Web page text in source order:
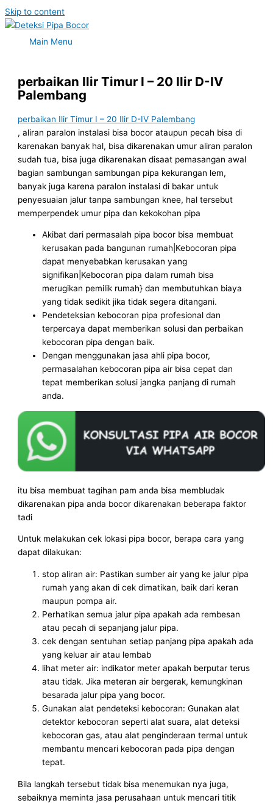
Skip to content
Main Menu
perbaikan Ilir Timur I – 20 Ilir D-IV
Palembang
perbaikan Ilir Timur I – 20 Ilir D-IV Palembang
, aliran paralon instalasi bisa bocor ataupun pecah bisa di
karenakan banyak hal, bisa dikarenakan umur aliran paralon
sudah tua, bisa juga dikarenakan disaat pemasangan awal
bagian sambungan sambungan pipa kekurangan lem,
banyak juga karena paralon instalasi di bakar untuk
penyesuaian jalur tanpa sambungan knee, hal tersebut
memperpendek umur pipa dan kekokohan pipa
Akibat dari permasalah pipa bocor bisa membuat
kerusakan pada bangunan rumah|Kebocoran pipa
dapat menyebabkan kerusakan yang
signifikan|Kebocoran pipa dalam rumah bisa
merugikan pemilik rumah} dan membutuhkan biaya
yang tidak sedikit jika tidak segera ditangani.
Pendeteksian kebocoran pipa profesional dan
terpercaya dapat memberikan solusi dan perbaikan
kebocoran pipa dengan baik.
Dengan menggunakan jasa ahli pipa bocor,
permasalahan kebocoran pipa air bisa cepat dan
tepat memberikan solusi jangka panjang di rumah
anda.
itu bisa membuat tagihan pam anda bisa membludak
dikarenakan pipa anda bocor dikarenakan beberapa faktor
tadi
Untuk melakukan cek lokasi pipa bocor, berapa cara yang
dapat dilakukan:
stop aliran air: Pastikan sumber air yang ke jalur pipa
rumah yang akan di cek dimatikan, baik dari keran
maupun pompa air.
Perhatikan semua jalur pipa apakah ada rembesan
atau pecah di sepanjang jalur pipa.
cek dengan sentuhan setiap panjang pipa apakah ada
yang keluar air atau lembab
lihat meter air: indikator meter apakah berputar terus
atau tidak. Jika meteran air bergerak, kemungkinan
besarada jalur pipa yang bocor.
Gunakan alat pendeteksi kebocoran: Gunakan alat
detektor kebocoran seperti alat suara, alat deteksi
kebocoran gas, atau alat penginderaan termal untuk
membantu mencari kebocoran pada pipa dengan
tepat.
Bila langkah tersebut tidak bisa menemukan nya juga,
sebaiknya meminta jasa perusahaan untuk mencari titik